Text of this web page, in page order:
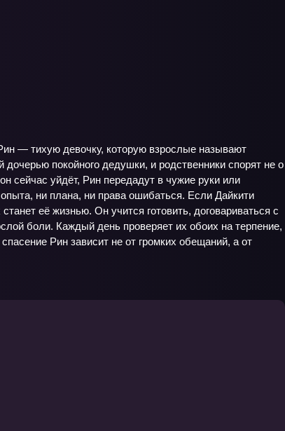
— тихую девочку, которую взрослые называют
покойного дедушки, и родственники спорят не о
сейчас уйдёт, Рин передадут в чужие руки или
ни плана, ни права ошибаться. Если Дайкити
её жизнью. Он учится готовить, договариваться с
боли. Каждый день проверяет их обоих на терпение,
Рин зависит не от громких обещаний, а от